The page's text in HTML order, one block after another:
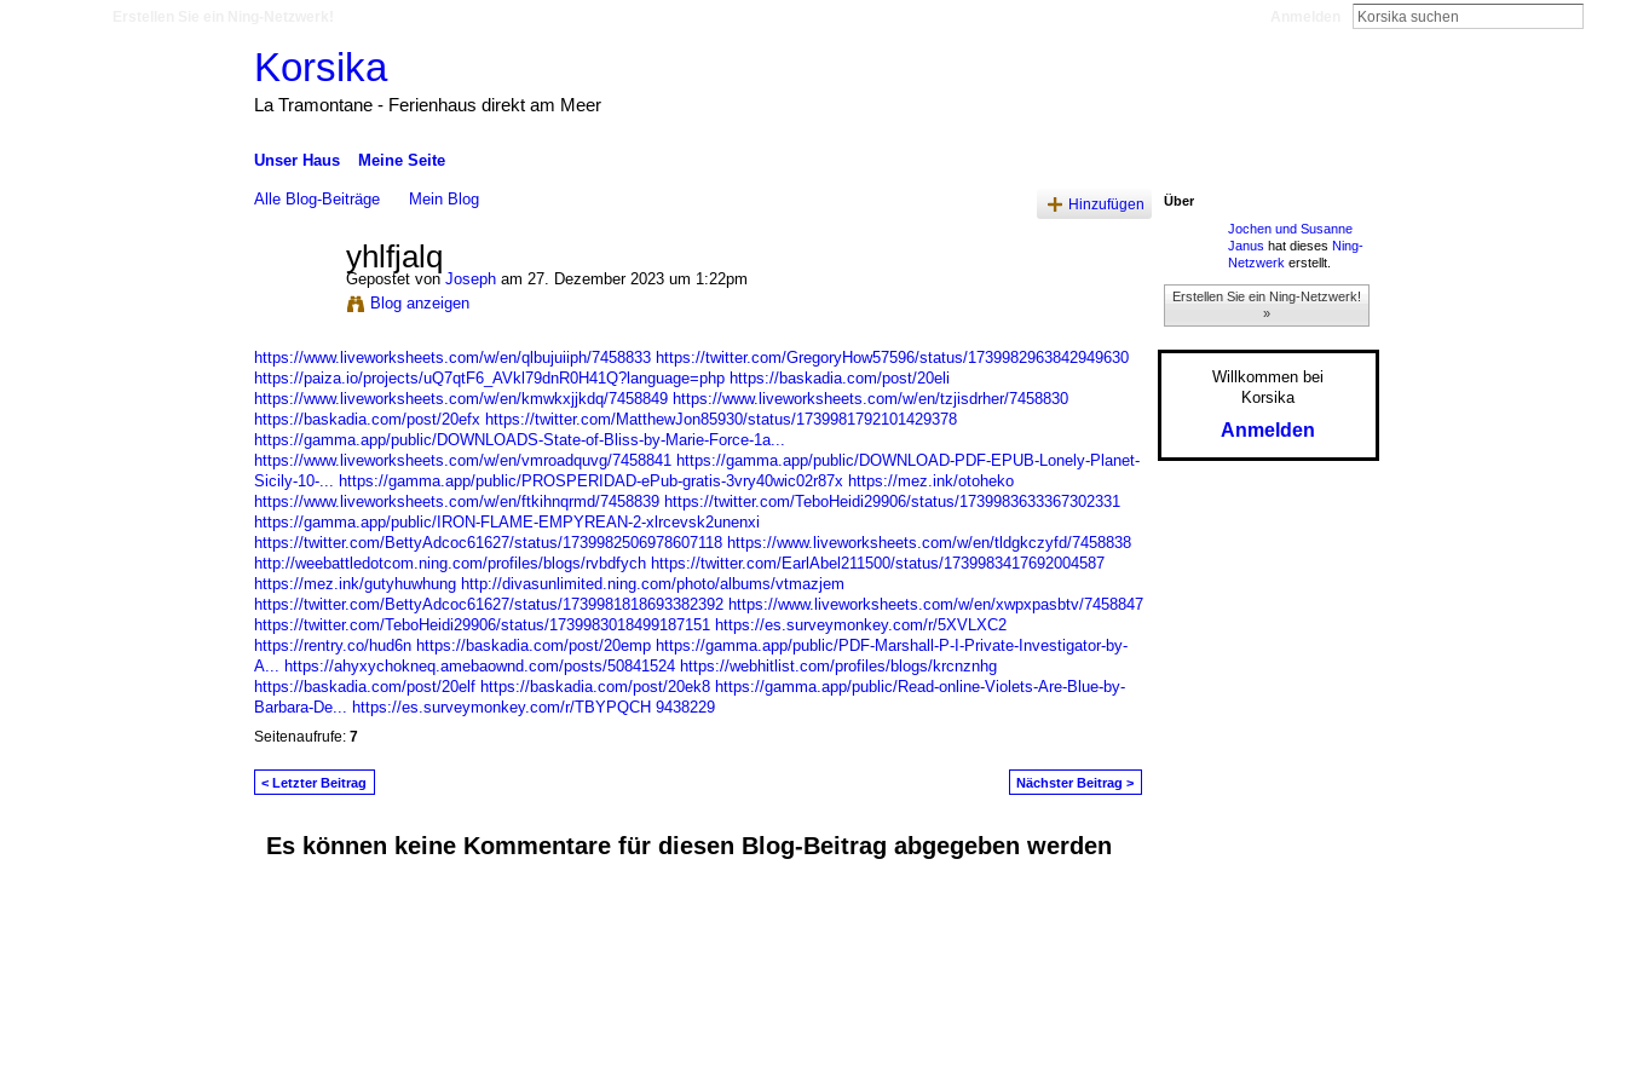
Korsika
La Tramontane - Ferienhaus direkt am Meer
Unser Haus Meine Seite
Alle Blog-Beiträge Mein Blog Hinzufügen
yhlfjalq
Gepostet von Josepham 27. Dezember 2023 um 1:22pm
Blog anzeigen
https://www.liveworksheets.com/w/en/qlbujuiiph/7458833 https://twitter.com/GregoryHow57596/status/1739982963842949630
https://paiza.io/projects/uQ7qtF6_AVkl79dnR0H41Q?language=php https://baskadia.com/post/20eli
https://www.liveworksheets.com/w/en/kmwkxjjkdq/7458849 https://www.liveworksheets.com/w/en/tzjisdrher/7458830
https://baskadia.com/post/20efx https://twitter.com/MatthewJon85930/status/1739981792101429378
https://gamma.app/public/DOWNLOADS-State-of-Bliss-by-Marie-Force-1a...
https://www.liveworksheets.com/w/en/vmroadquvg/7458841 https://gamma.app/public/DOWNLOAD-PDF-EPUB-Lonely-Planet-
Sicily-10-... https://gamma.app/public/PROSPERIDAD-ePub-gratis-3vry40wic02r87x https://mez.ink/otoheko
https://www.liveworksheets.com/w/en/ftkihnqrmd/7458839 https://twitter.com/TeboHeidi29906/status/1739983633367302331
https://gamma.app/public/IRON-FLAME-EMPYREAN-2-xlrcevsk2unenxi
https://twitter.com/BettyAdcoc61627/status/1739982506978607118 https://www.liveworksheets.com/w/en/tldgkczyfd/7458838
http://weebattledotcom.ning.com/profiles/blogs/rvbdfych https://twitter.com/EarlAbel211500/status/1739983417692004587
https://mez.ink/gutyhuwhung http://divasunlimited.ning.com/photo/albums/vtmazjem
https://twitter.com/BettyAdcoc61627/status/1739981818693382392 https://www.liveworksheets.com/w/en/xwpxpasbtv/7458847
https://twitter.com/TeboHeidi29906/status/1739983018499187151 https://es.surveymonkey.com/r/5XVLXC2
https://rentry.co/hud6n https://baskadia.com/post/20emp https://gamma.app/public/PDF-Marshall-P-I-Private-Investigator-by-
A... https://ahyxychokneq.amebaownd.com/posts/50841524 https://webhitlist.com/profiles/blogs/krcnznhg
https://baskadia.com/post/20elf https://baskadia.com/post/20ek8 https://gamma.app/public/Read-online-Violets-Are-Blue-by-
Barbara-De... https://es.surveymonkey.com/r/TBYPQCH 9438229
Seitenaufrufe: 7
< Letzter Beitrag Nächster Beitrag >
Es können keine Kommentare für diesen Blog-Beitrag abgegeben werden
Über
Jochen und Susanne
Janus hat dieses Ning-
Netzwerk erstellt.
Erstellen Sie ein Ning-Netzwerk!
»
Willkommen bei
Korsika
Anmelden